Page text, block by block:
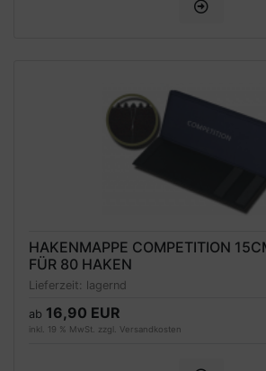
HAKENMAPPE COMPETITION
FÜR 80 HAKEN
Lieferzeit: lagernd
ab 16,90 EUR
inkl. 19 % MwSt. zzgl. Versandkosten